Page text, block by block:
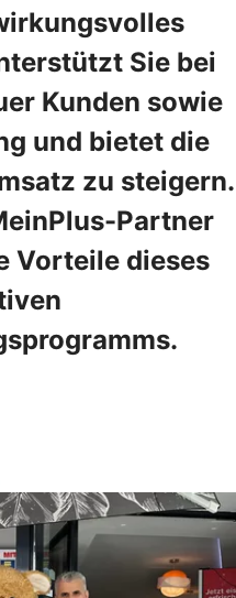
Sie bei
Kunden sowie
und bietet die
zu steigern.
Partner
Vorteile dieses